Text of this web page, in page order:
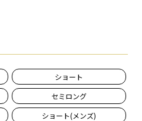
ショート
セミロング
ショート(メンズ)